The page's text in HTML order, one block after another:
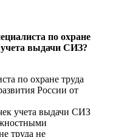
по охране
выдачи СИЗ?
по охране труда
России от
учета выдачи СИЗ
труда не